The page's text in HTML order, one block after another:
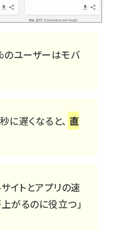
のユーザーはモバ
遅くなると、 直
イトとアプリの速
がるのに役立つ」